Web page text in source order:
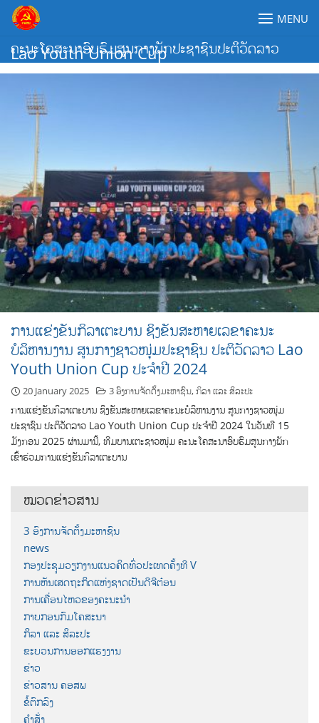
Skip
content
ຄະນະໂຄສະນາອົບຮົມສູນກາງພັກປະຊາຊົນປະຕິວັດລາວ
MENU
Lao Youth Union Cup
ການແຂ່ງຂັນກິລາເຕະບານ ຊິງຂັນສະຫາຍເລຂາຄະນະ
ບໍລິຫານງານ ສູນກາງຊາວໜຸ່ມປະຊາຊົນ ປະຕິວັດລາວ Lao
Youth Union Cup ປະຈຳປີ 2024
20 January 2025 3 ອົງການຈັດຕັ້ງມະຫາຊົນ,ກິລາ ແລະ ສິລະປະ
ການແຂ່ງຂັນກິລາເຕະບານ ຊິງຂັນສະຫາຍເລຂາຄະນະບໍລິຫານງານ ສູນກາງຊາວໜຸ່ມ
ປະຊາຊົນ ປະຕິວັດລາວ Lao Youth Union Cup ປະຈຳປີ 2024 ໃນວັນທີ 15
ມັງກອນ 2025 ຜ່ານມານີ້, ທີມບານເຕະຊາວໜຸ່ມ ຄະນະໂຄສະນາອົບຮົມສູນກາງພັກ
ເຂົ້າຮ່ວມການແຂ່ງຂັນກິລາເຕະບານ
ໝວດຂ່າວສານ
3 ອົງການຈັດຕັ້ງມະຫາຊົນ
news
ກອງປະຊຸມວຽກງານແນວຄິດທົ່ວປະເທດຄັ້ງທີ V
ການຫັນເສດຖະກິດແຫ່ງຊາດເປັນດີຈີຕ໋ອນ
ການເຄື່ອນໄຫວຂອງຄະນະນຳ
ກາບກອນກົມໂຄສະນາ
ກິລາ ແລະ ສິລະປະ
ຂະບວນການອອກແຮງງານ
ຂ່າວ
ຂ່າວສານ ຄອສພ
ຂໍ້ຕົກລົງ
ຄຳສັ່ງ